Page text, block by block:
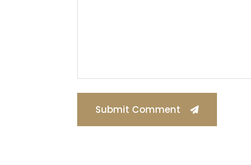
Submit Comment